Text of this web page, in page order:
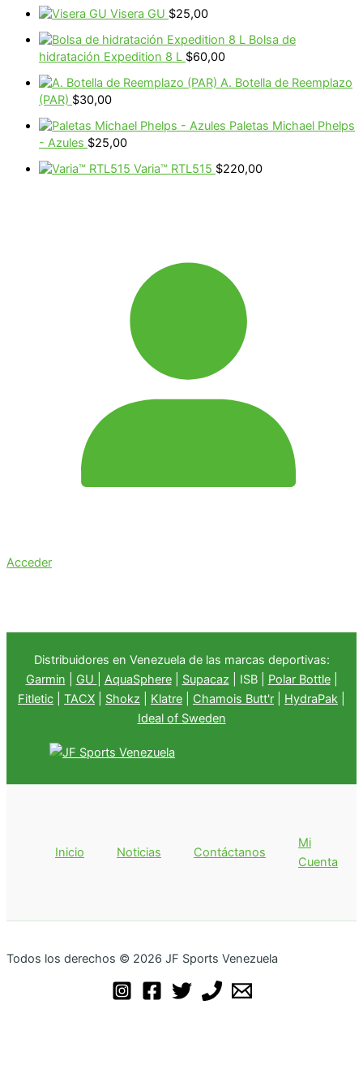
Visera GU $25,00
Bolsa de
hidratación Expedition 8 L $60,00
A. Botella de Reemplazo
(PAR) $30,00
Paletas Michael Phelps
- Azules $25,00
Varia™ RTL515 $220,00
Acceder
Distribuidores en Venezuela de las marcas deportivas:
Garmin
GU AquaSphere| Supacaz | ISB | Polar Bottle|
Fitletic
TACX Shokz Klatre Chamois Butt'r HydraPak
Ideal of Sweden
Inicio Noticias Contáctanos
Mi
Cuenta
Todos los derechos © 2026 JF Sports Venezuela